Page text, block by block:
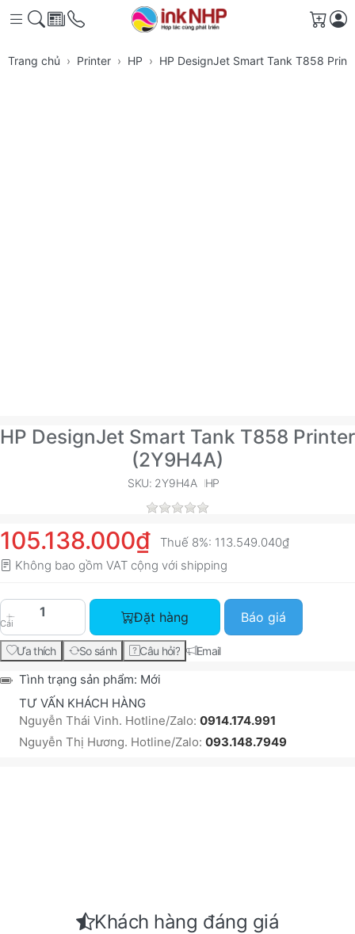
Giỏ
Trang chủ Printer HP HP DesignJet Smart Tank T858
HP DesignJet Smart Tank T858 Printer
(2Y9H4A)
SKU: 2Y9H4A HP
105.138.000₫ Thuế 8%: 113.549.040₫
Không bao gồm VAT cộng với shipping
Cái
HP DesignJet Smart Tank T858 Printer
Đặt hàng Báo giá
Ưa thích So sánh Câu hỏi? Email
Tình trạng sản phẩm: Mới
TƯ VẤN KHÁCH HÀNG
Nguyễn Thái Vinh. Hotline/Zalo: 0914.174.991
Nguyễn Thị Hương. Hotline/Zalo: 093.148.7949
Khách hàng đáng giá